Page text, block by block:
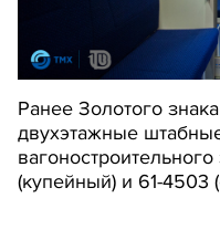
Ранее Золотого
двухэтажные
(купейный) и 61-4503